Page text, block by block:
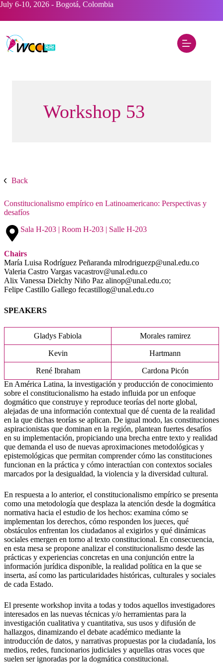
Saltar
contenido
July 6-10, 2026 - Bogotá, Colombia
Workshop 53
Back
Constitucionalismo empírico en Latinoamericano: Perspectivas y
desafíos
Sala H-203 | Room H-203 | Salle H-203
Chairs
María Luisa Rodríguez Peñaranda mlrodriguezp@unal.edu.co
Valeria Castro Vargas vacastrov@unal.edu.co
Alix Vanessa Dielchy Niño Paz alinop@unal.edu.co;
Felipe Castillo Gallego fecastillog@unal.edu.co
SPEAKERS
Gladys Fabiola Morales ramirez
Kevin Hartmann
René Ibraham
Cardona Picón
En América Latina, la investigación y producción de conocimiento
sobre el constitucionalismo ha estado influida por un enfoque
dogmático que construye y reproduce teorías del norte global,
alejadas de una información contextual que dé cuenta de la realidad
en la que dichas teorías se aplican. De igual modo, las constituciones
aspiracionistas que dominan en la región, plantean fuertes desafíos
en su implementación, propiciando una brecha entre texto y realidad
que demanda el uso de nuevas aproximaciones metodológicas y
epistemológicas que permitan comprender cómo las constituciones
funcionan en la práctica y cómo interactúan con contextos sociales
marcados por la desigualdad, la violencia y la diversidad cultural.
En respuesta a lo anterior, el constitucionalismo empírico se presenta
como una metodología que desplaza la atención desde la dogmática
normativa hacia el estudio de los hechos: examina cómo se
implementan los derechos, cómo responden los jueces, qué
obstáculos enfrentan los ciudadanos al exigirlos y qué dinámicas
sociales emergen en torno al texto constitucional. En consecuencia,
en esta mesa se propone analizar el constitucionalismo desde las
prácticas y experiencias concretas en una conjunción entre la
información jurídica disponible, la realidad política en la que se
inserta, así como las particularidades históricas, culturales y sociales
de cada Estado.
El presente workshop invita a todas y todos aquellos investigadores
interesados en las nuevas técnicas y/o herramientas para la
investigación cualitativa y cuantitativa, sus usos y difusión de
hallazgos, dinamizando el debate académico mediante la
introducción de datos, y narrativas propuestas por la ciudadanía, los
medios, redes, funcionarios judiciales y aquellas otras voces que
suelen ser ignoradas por la dogmática constitucional.